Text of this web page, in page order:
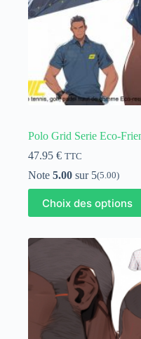
Polo Grid Serie Eco-
47.95 € TTC
Note 5.00 sur 5(5.00)
Choix des options
produit
a
variations.
Les
options
peuvent
choisies